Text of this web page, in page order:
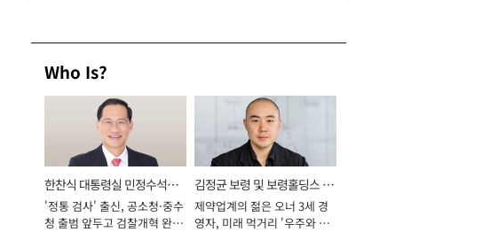
Who Is?
한찬식 대통령실 민정수석비
서관
'정통 검사' 출신, 공소청·중수
청 출범 앞두고 검찰개혁 완수
김정균 보령 및 보령홀딩스 대
표이사 사장
제약업계의 젊은 오너 3세 경
영자, 미래 먹거리 '우주와 헬